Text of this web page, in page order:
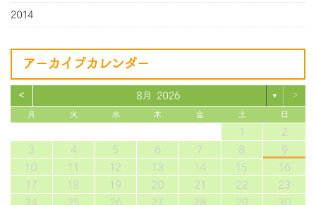
2014
アーカイブカレンダー
< 8月 2026 ▼ >
月 火 水 木 金 土 日
1
2
3
4 5 6 7 8
9
10
11 12 13 14 15
16
17
18 19 20 21 22
23
24
25 26 27 28 29
30